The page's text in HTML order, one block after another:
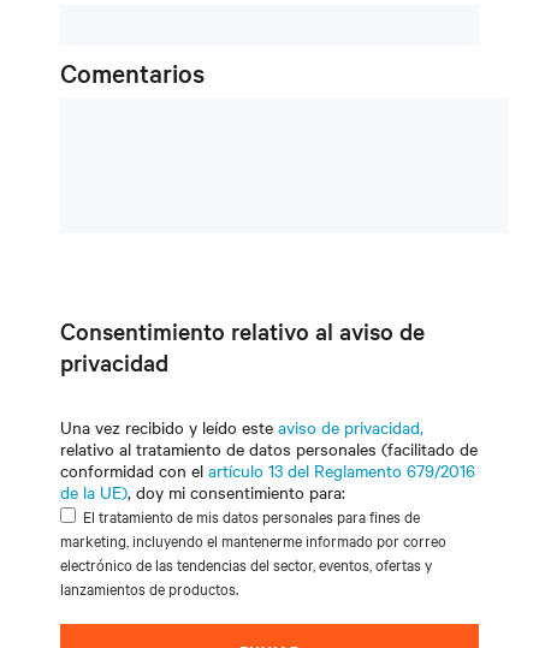
Comentarios
Consentimiento relativo al aviso de
privacidad
Una vez recibido y leído este aviso de privacidad,
relativo al tratamiento de datos personales (facilitado de
conformidad con el artículo 13 del Reglamento 679/2016
de la UE), doy mi consentimiento para:
El tratamiento de mis datos personales para fines de
marketing, incluyendo el mantenerme informado por correo
electrónico de las tendencias del sector, eventos, ofertas y
lanzamientos de productos.